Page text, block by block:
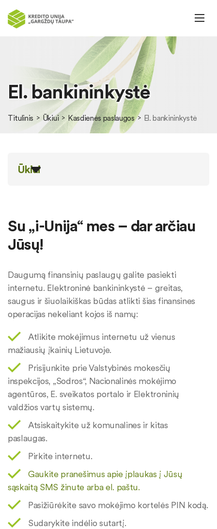
El. bankininkystė
Titulinis Ūkiui Kasdienės paslaugos El. bankininkystė
Ūkiui
Su „i-Unija“ mes – dar arčiau
Jūsų!
Daugumą finansinių paslaugų galite pasiekti
internetu. Elektroninė bankininkystė – greitas,
saugus ir šiuolaikiškas būdas atlikti šias finansines
operacijas nekeliant kojos iš namų:
Atlikite mokėjimus internetu už vienus
mažiausių įkainių Lietuvoje.
Prisijunkite prie Valstybinės mokesčių
inspekcijos, „Sodros“, Nacionalinės mokėjimo
agentūros, E. sveikatos portalo ir Elektroninių
valdžios vartų sistemų.
Atsiskaitykite už komunalines ir kitas
paslaugas.
Pirkite internetu.
Gaukite pranešimus apie įplaukas į Jūsų
sąskaitą SMS žinute arba el. paštu.
Pasižiūrėkite savo mokėjimo kortelės PIN kodą.
Sudarykite indėlio sutartį.